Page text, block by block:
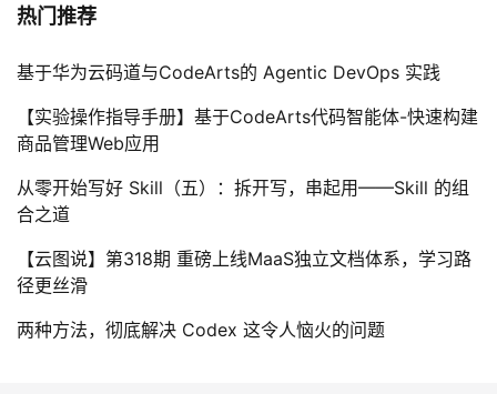
热门推荐
基于华为云码道与CodeArts的 Agentic DevOps 实践
【实验操作指导手册】基于CodeArts代码智能体-快速构建
商品管理Web应用
从零开始写好 Skill（五）：拆开写，串起用——Skill 的组
合之道
【云图说】第318期 重磅上线MaaS独立文档体系，学习路
径更丝滑
两种方法，彻底解决 Codex 这令人恼火的问题